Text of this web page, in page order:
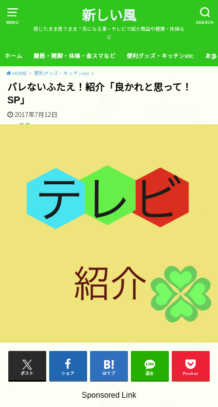
MENU SEARCH
新しい風
感じたまま思うまま！気になる事・テレビで紹介商品や健康・体操な
ど
ホーム 腹筋・開脚・体操・金スマなど 便利グッズ・キッチンetc あ
HOME 便利グッズ・キッチンetc
バレないふたえ！紹介「良かれと思って！
SP」
2017年7月12日
ポスト シェア はてブ 送る Pocket
Sponsored Link